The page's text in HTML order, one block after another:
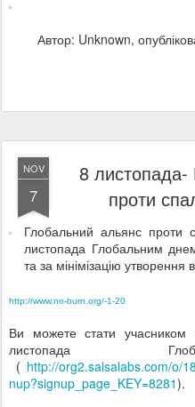
Автор: Unknown,
NOV
7
8 листопада-
проти
Глобальний альянс проти
листопада Глобальним
та за мінімізацію утворення
http://www.no-burn.org/-1-20
Ви можете стати учасником
листопада
( http://org2.salsalabs.com/o/
nup?signup_page_KEY=8281).